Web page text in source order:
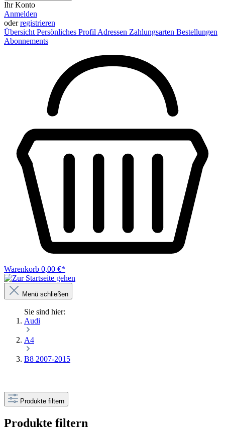
Ihr Konto
Anmelden
oderregistrieren
Übersicht Persönliches Profil Adressen Zahlungsarten Bestellungen
Abonnements
Warenkorb 0,00 €*
Menü schließen
Sie sind hier:
Audi
A4
B8 2007-2015
Produkte filtern
Produkte filtern